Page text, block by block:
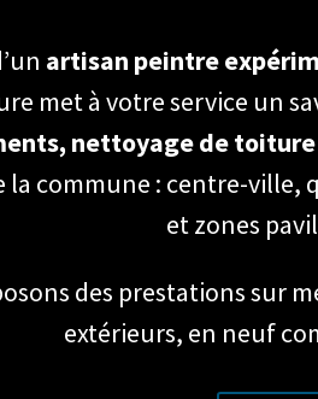
artisan peintre
met à votre service un
nettoyage de
la commune : centre-ville,
et zones
des prestations sur
extérieurs, en neuf